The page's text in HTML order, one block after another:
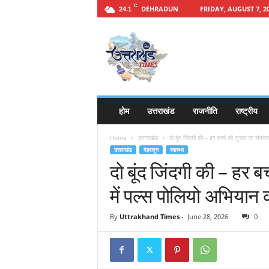
24.1 C DEHRADUN FRIDAY, AUGUST 7,
a
होम उत्तराखंड राजनीति राष्ट्रीय
Home उत्तराखंड दो बूंद जिंदगी की – हर बच्चे की सुरक्षा का
उत्तराखंड देहरादून स्वास्थ्य
दो बूंद जिंदगी की – हर
में पल्स पोलियो
By Uttrakhand Times- June 28, 2026 0